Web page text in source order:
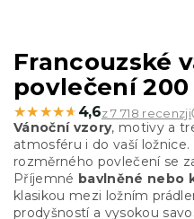
Francouzské
povlečení 200
★★★★★
★★★★★ 4,6z 7 718 recenzji
Vánoční vzory, motivy a
atmosféru i do vaší
rozměrného povlečení se
Příjemné bavlněné nebo
klasikou mezi ložním
prodyšností a vysokou